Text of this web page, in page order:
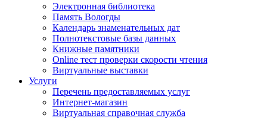
Электронная библиотека
Память Вологды
Календарь знаменательных дат
Полнотекстовые базы данных
Книжные памятники
Online тест проверки скорости чтения
Виртуальные выставки
Услуги
Перечень предоставляемых услуг
Интернет-магазин
Виртуальная справочная служба